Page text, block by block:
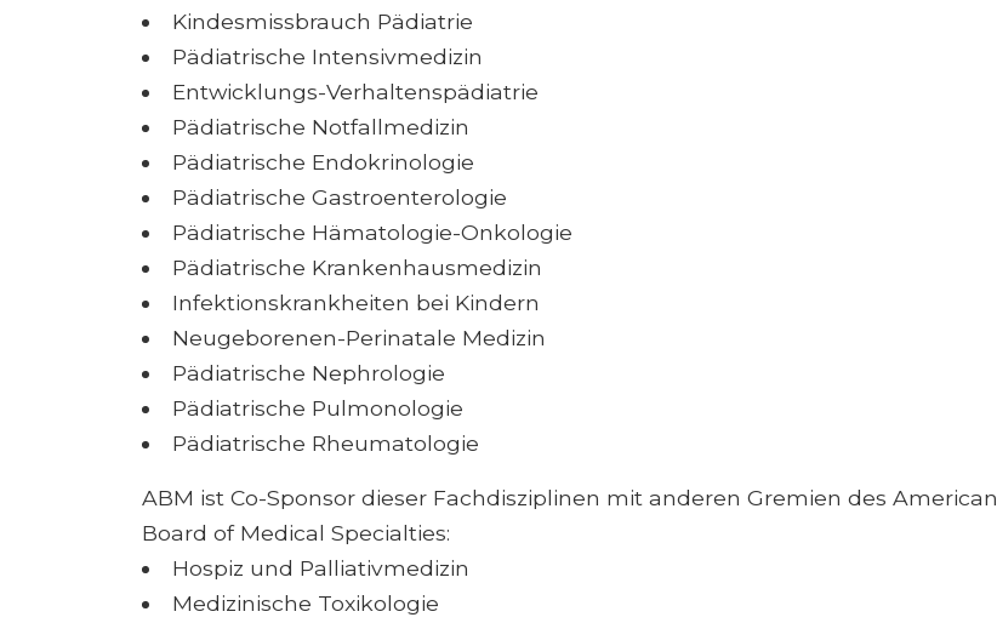
Kindesmissbrauch Pädiatrie
Pädiatrische Intensivmedizin
Entwicklungs-Verhaltenspädiatrie
Pädiatrische Notfallmedizin
Pädiatrische Endokrinologie
Pädiatrische Gastroenterologie
Pädiatrische Hämatologie-Onkologie
Pädiatrische Krankenhausmedizin
Infektionskrankheiten bei Kindern
Neugeborenen-Perinatale Medizin
Pädiatrische Nephrologie
Pädiatrische Pulmonologie
Pädiatrische Rheumatologie
ABM ist Co-Sponsor dieser Fachdisziplinen mit anderen Gremien des American
Board of Medical Specialties:
Hospiz und Palliativmedizin
Medizinische Toxikologie